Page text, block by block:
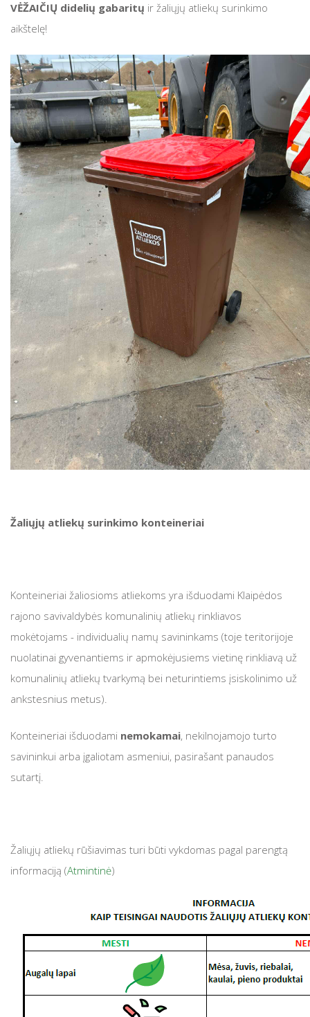
Smulki elektroninė įranga
Įdomūs faktai apie atliekas
Namudinio kompostavimo konteineriai
Pavojingų atliekų tvarkymas
Padangų pridavimas
Tekstilės atliekos
VĖŽAIČIŲ didelių gabaritų ir žaliųjų atliekų
KUODŽIŲ didelių gabaritų atliekų surinkimo
SB DITUVA komunalinių atliekų ir pakuočių
SB AGLUONA komunalinių atliekų ir pakuočių
VĖŽAIČIŲ didelių gabaritų ir žaliųjų atliekų surinkimo
aikštelę!
Žaliųjų atliekų surinkimo konteineriai
Konteineriai žaliosioms atliekoms yra išduodami Klaipėdos
rajono savivaldybės komunalinių atliekų rinkliavos
mokėtojams - individualių namų savininkams (toje teritorijoje
nuolatinai gyvenantiems ir apmokėjusiems vietinę rinkliavą už
komunalinių atliekų tvarkymą bei neturintiems įsiskolinimo už
ankstesnius metus).
Konteineriai išduodami nemokamai, nekilnojamojo turto
savininkui arba įgaliotam asmeniui, pasirašant panaudos
sutartį.
Žaliųjų atliekų rūšiavimas turi būti vykdomas pagal parengtą
informaciją (Atmintinė)